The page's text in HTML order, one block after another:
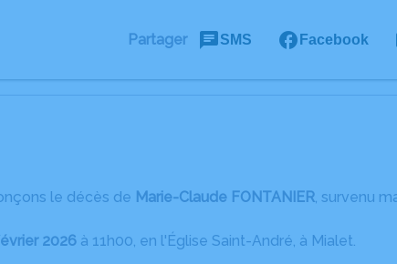
Partager SMS Facebook
le décès de Marie-Claude FONTANIER, survenu
2026 à 11h00, en l'Église Saint-André, à Mialet.